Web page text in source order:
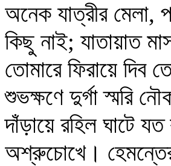
অনেক যাত্রীর মেলা,
কিছু নাই; যাতায়াত
তোমারে ফিরায়ে দিব
শুভক্ষণে দুর্গা স্মরি
দাঁড়ায়ে রহিল ঘাটে যত
অশ্রুচোখে।